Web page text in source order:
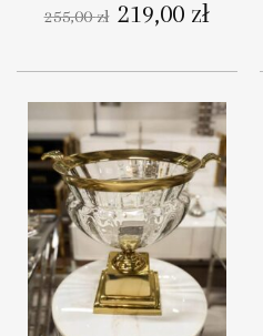
255,00zł
Pierwotna
cena
219,00 złAktualna
cena